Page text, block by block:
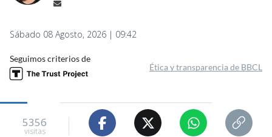
Sábado 08 Agosto, 2026 | 09:42
Seguimos criterios de
Ética y transparencia de BBCL
5356
visitas